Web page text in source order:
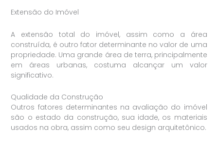
Extensão do Imóvel
A extensão total do imóvel, assim como a área
construída, é outro fator determinante no valor de uma
propriedade. Uma grande área de terra, principalmente
em áreas urbanas, costuma alcançar um valor
significativo.
Qualidade da Construção
Outros fatores determinantes na avaliação do imóvel
são o estado da construção, sua idade, os materiais
usados na obra, assim como seu design arquitetônico.